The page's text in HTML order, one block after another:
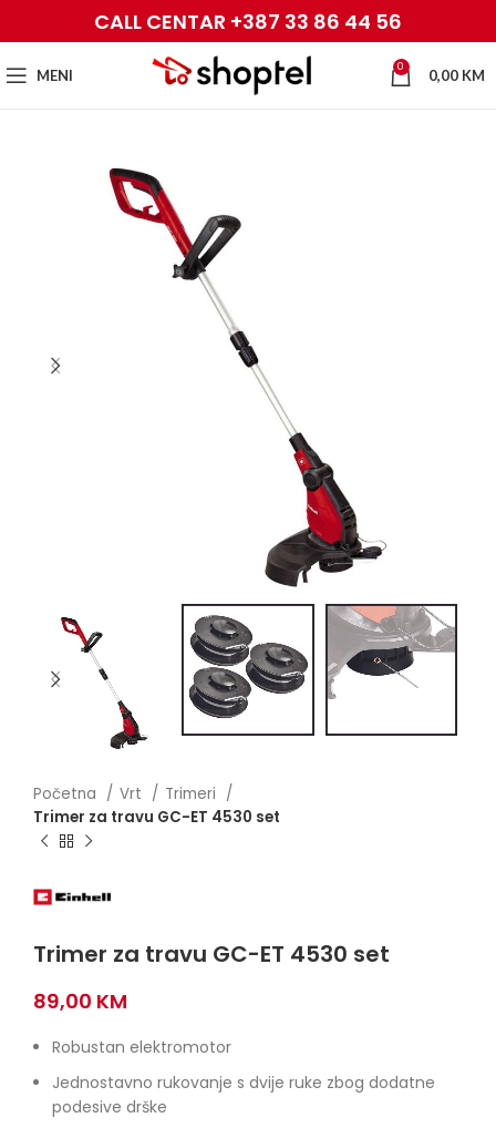
CALL CENTAR +387 33 86 44 56
MENI 0 0,00 KM
Početna Vrt
Trimeri
Trimer za travu GC-ET 4530 set
Trimer za travu GC-ET 4530 set
89,00 KM
Robustan elektromotor
Jednostavno rukovanje s dvije ruke zbog dodatne
podesive drške